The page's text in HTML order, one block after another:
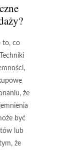
to, co
,
że
być
lub
że